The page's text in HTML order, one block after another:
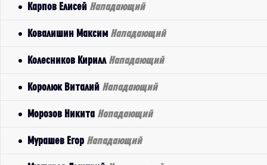
Карпов Елисей Нападающий
Ковалишин Максим Нападающий
Колесников Кирилл Нападающий
Королюк Виталий Нападающий
Морозов Никита Нападающий
Мурашев Егор Нападающий